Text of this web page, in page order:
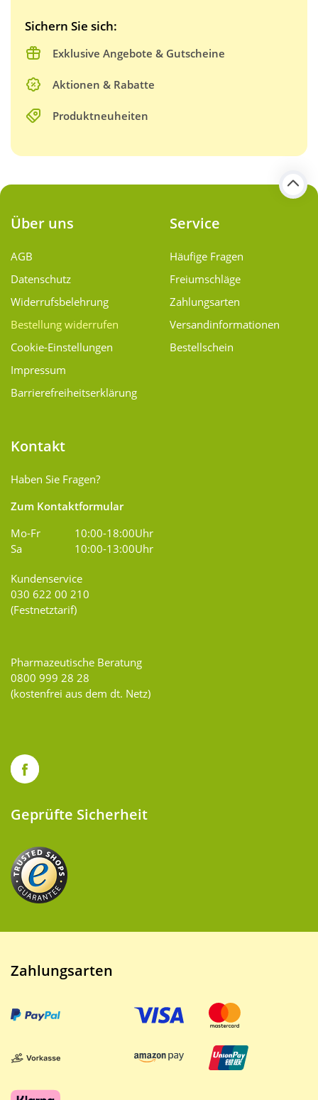
Sichern Sie sich:
Exklusive Angebote & Gutscheine
Aktionen & Rabatte
Produktneuheiten
Über uns
AGB
Datenschutz
Widerrufsbelehrung
Bestellung widerrufen
Cookie-Einstellungen
Impressum
Barrierefreiheitserklärung
Service
Häufige Fragen
Freiumschläge
Zahlungsarten
Versand­informationen
Bestellschein
Kontakt
Haben Sie Fragen?
Zum Kontaktformular
Mo-Fr
10:00-18:00Uhr
Sa
10:00-13:00Uhr
Kundenservice
030 622 00 210
(Festnetztarif)
Pharmazeutische Beratung
0800 999 28 28
(kostenfrei aus dem dt. Netz)
Geprüfte Sicherheit
Zahlungsarten